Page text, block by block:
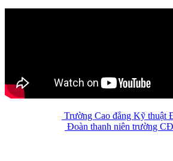
Trường Cao đẳng Kỹ thuật
Đoàn thanh niên trường